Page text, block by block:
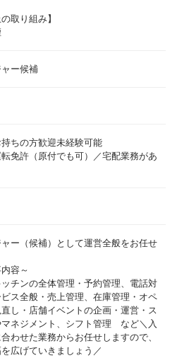
取り組み】
ー候補
ちの方歓迎未経験可能
免許（原付でも可）／宅配業務があ
ー（候補）として運営全般をお任せ
容～
チンの全体管理・予約管理、電話対
ス全般・売上管理、在庫管理・オペ
し・店舗イベントの企画・運営・ス
マネジメント、シフト管理 など＼入
わせた業務からお任せしますので、
広げていきましょう／